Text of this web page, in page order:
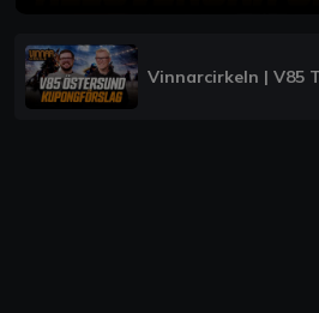
Vinnarcirkeln | V85